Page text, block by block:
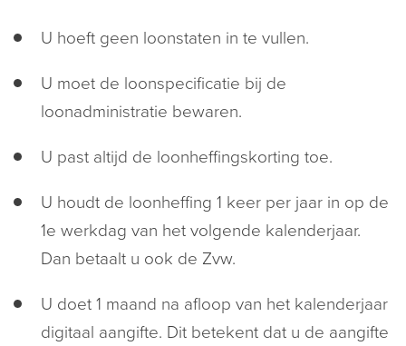
U hoeft geen loonstaten in te vullen.
U moet de loonspecificatie bij de
loonadministratie bewaren.
U past altijd de loonheffingskorting toe.
U houdt de loonheffing 1 keer per jaar in op de
1e werkdag van het volgende kalenderjaar.
Dan betaalt u ook de Zvw.
U doet 1 maand na afloop van het kalenderjaar
digitaal aangifte. Dit betekent dat u de aangifte